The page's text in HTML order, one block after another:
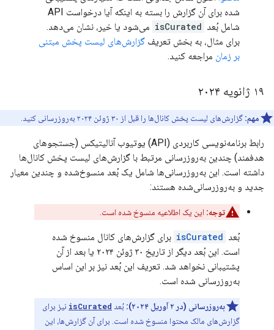
شده برای آن گزارش را بسته به اینکه آیا درخواست API
شامل بُعد isCurated می‌شود یا خیر، نشان می‌دهد.
برای مثال، به بخش تعریف گزارش‌های لیست پخش مبتنی
بر زمان مراجعه کنید.
۱۹ ژانویه ۲۰۲۴
مهم: گزارش‌های لیست پخش کانال‌ها را قبل از ۳۰ ژوئن ۲۰۲۴ به‌روزرسانی کنید.
رابط برنامه‌نویسی کاربردی (API) یوتیوب آنالیتیکس (جستجوهای
هدفمند) چندین به‌روزرسانی مرتبط با گزارش‌های لیست پخش کانال‌ها
داشته است. این به‌روزرسانی‌ها شامل یک بُعد منسوخ‌شده و چندین معیار
جدید و به‌روزرسانی‌شده هستند:
توجه: این یک اطلاعیه منسوخ شده است.
بُعد isCurated برای گزارش‌های کانال منسوخ شده
است. این بُعد دیگر از تاریخ ۳۰ ژوئن ۲۰۲۴ یا بعد از آن
پشتیبانی نخواهد شد. تعریف این بُعد نیز بر این اساس
به‌روزرسانی شده است.
به‌روزرسانی (در ۲ آوریل ۲۰۲۴): بُعد isCurated نیز برای
گزارش‌های مالک محتوا منسوخ شده است. برای آن گزارش‌ها، این